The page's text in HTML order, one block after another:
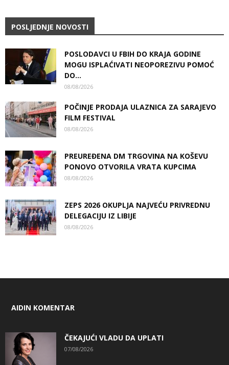
POSLJEDNJE NOVOSTI
POSLODAVCI U FBIH DO KRAJA GODINE
MOGU ISPLAĆIVATI NEOPOREZIVU POMOĆ
DO...
08/08/2026
POČINJE PRODAJA ULAZNICA ZA SARAJEVO
FILM FESTIVAL
08/08/2026
PREUREĐENA DM TRGOVINA NA KOŠEVU
PONOVO OTVORILA VRATA KUPCIMA
08/08/2026
ZEPS 2026 OKUPLJA NAJVEĆU PRIVREDNU
DELEGACIJU IZ LIBIJE
08/08/2026
AIDIN KOMENTAR
ČEKAJUĆI VLADU DA UPLATI
07/08/2026